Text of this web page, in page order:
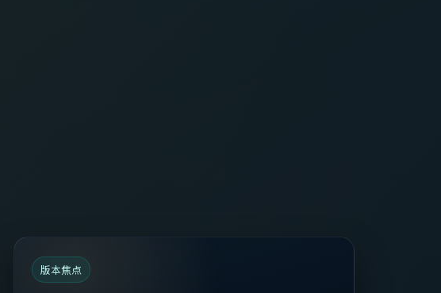
版本焦点